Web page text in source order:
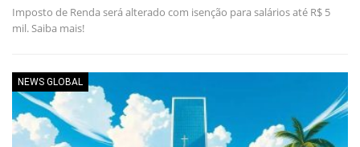
Imposto de Renda será alterado com isenção para salários até R$ 5
mil. Saiba mais!
NEWS GLOBAL